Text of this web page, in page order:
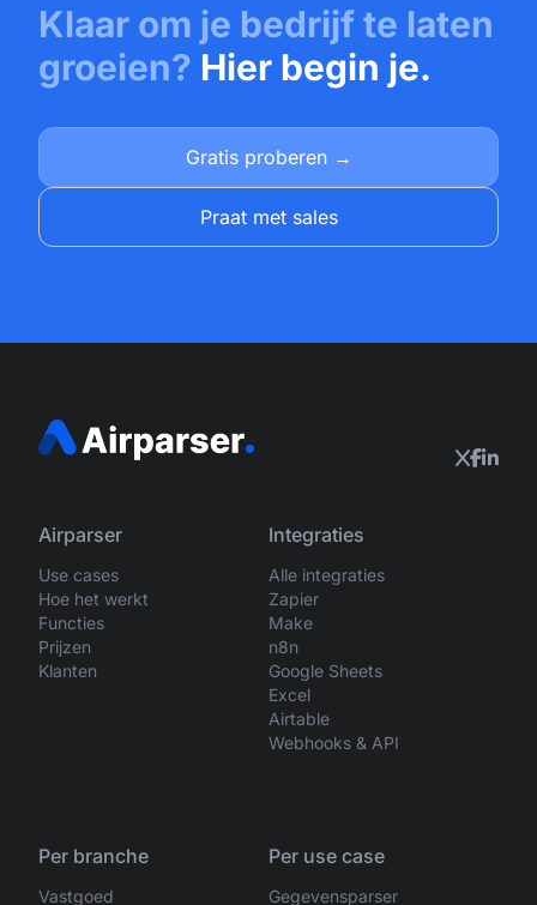
Klaar om je bedrijf te laten
groeien? Hier begin je.
Gratis proberen →
Praat met sales
Airparser
Use cases
Hoe het werkt
Functies
Prijzen
Klanten
Integraties
Alle integraties
Zapier
Make
n8n
Google Sheets
Excel
Airtable
Webhooks & API
Per branche
Vastgoed
Per use case
Gegevensparser